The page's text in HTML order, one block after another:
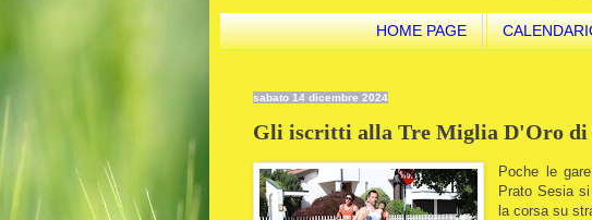
HOME PAGE
sabato 14 dicembre 2024
Gli iscritti alla Tre Miglia D'Oro di
Poche le
Prato Sesia
la corsa su